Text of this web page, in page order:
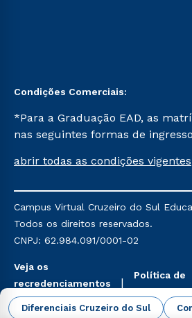
Diferenciais Cruzeiro do Sul
Condições Comerciais:
*Para a Graduação EAD, as
nas seguintes formas de
Já para as demais, a taxa de
mencionadas são referentes aos
Religioso, Geografia para a
do Ensino de História: Questões
abrir todas as condições vigentes
Campus Virtual Cruzeiro do Sul
Todos os direitos reservados.
CNPJ: 62.984.091/0001-02
Veja os
recredenciamentos
aqui
Política de
Privacidade